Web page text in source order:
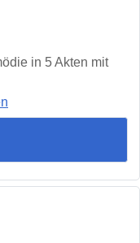
in 5 Akten mit